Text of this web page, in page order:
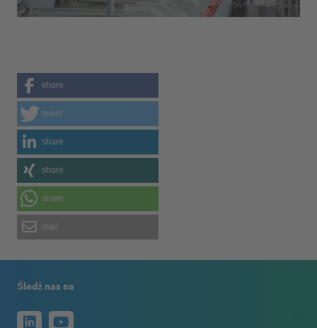
share
tweet
share
share
share
mail
Śledź nas na